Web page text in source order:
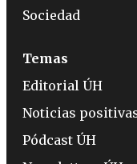
Sociedad
Temas
Editorial ÚH
Noticias
Pódcast ÚH